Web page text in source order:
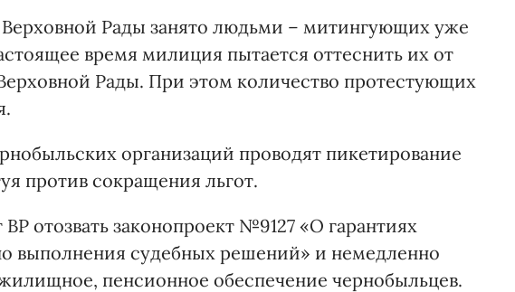
Верховной Рады занято людьми – митингующих уже
время милиция пытается оттеснить их от
Рады. При этом количество протестующих
организаций проводят пикетирование
против сокращения льгот.
отозвать законопроект №9127 «О гарантиях
выполнения судебных решений» и немедленно
пенсионное обеспечение чернобыльцев.